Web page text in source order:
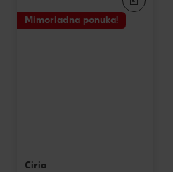
Mimoriadna ponuka!
Cirio